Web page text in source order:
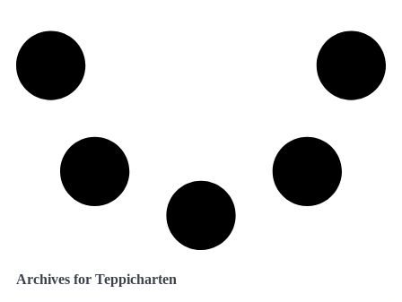
Archives for Teppicharten